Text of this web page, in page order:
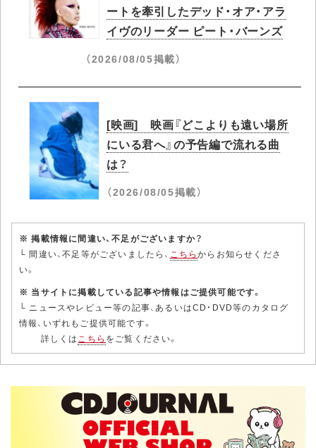
ートを牽引したデッド・オア・アラ
イヴのリーダー ピート・バーンズ
（2026/08/05掲載）
[映画] 映画『どこよりも遠い場所
にいる君へ』の予告編で流れる曲
は？
（2026/08/05掲載）
※ 掲載情報に間違い、不足がございますか？
└ 間違い、不足等がございましたら、 こちらからお知らせくださ
い。
※ 当サイトに掲載している記事や情報はご提供可能です。
└ ニュースやレビュー等の記事、あるいはCD・DVD等のカタログ
情報、いずれもご提供可能です。
詳しくはこちら をご覧ください。